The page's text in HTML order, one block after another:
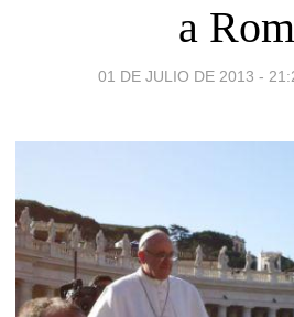
a
01 DE JULIO DE 2013 -